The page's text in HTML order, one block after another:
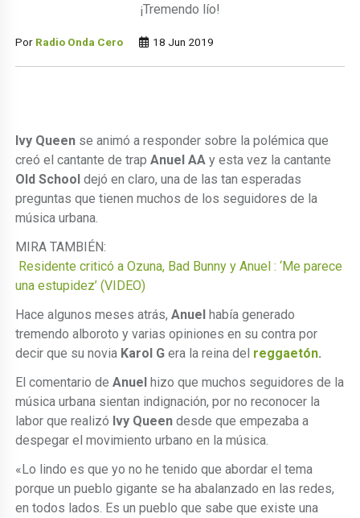
¡Tremendo lío!
Por Radio Onda Cero 18 Jun 2019
Ivy Queen se animó a responder sobre la polémica que
creó el cantante de trapAnuel AAy esta vez la cantante
Old School dejó en claro, una de las tan esperadas
preguntas que tienen muchos de los seguidores de la
música urbana.
MIRA TAMBIÉN:
Residente criticó a Ozuna, Bad Bunny y Anuel : ‘Me parece
una estupidez’ (VIDEO)
Hace algunos meses atrás,Anuel había generado
tremendo alboroto y varias opiniones en su contra por
decir que su novia Karol G era la reina del reggaetón.
El comentario deAnuel hizo que muchos seguidores de la
música urbana sientan indignación, por no reconocer la
labor que realizó Ivy Queen desde que empezaba a
despegar el movimiento urbano en la música.
«Lo lindo es que yo no he tenido que abordar el tema
porque un pueblo gigante se ha abalanzado en las redes,
en todos lados. Es un pueblo que sabe que existe una